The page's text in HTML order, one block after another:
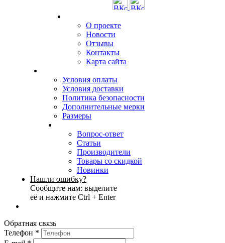
О проекте
Новости
Отзывы
Контакты
Карта сайта
Условия оплаты
Условия доставки
Политика безопасности
Дополнительные мерки
Размеры
Вопрос-ответ
Статьи
Производители
Товары со скидкой
Новинки
Нашли ошибку?
Сообщите нам: выделите
её и нажмите Ctrl + Enter
Обратная связь
Телефон *